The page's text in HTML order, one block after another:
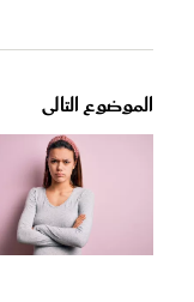
الموضوع التالى